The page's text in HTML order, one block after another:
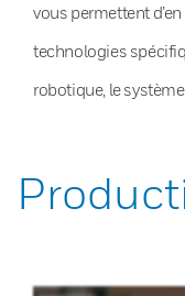
vous permettent
technologies
robotique, le